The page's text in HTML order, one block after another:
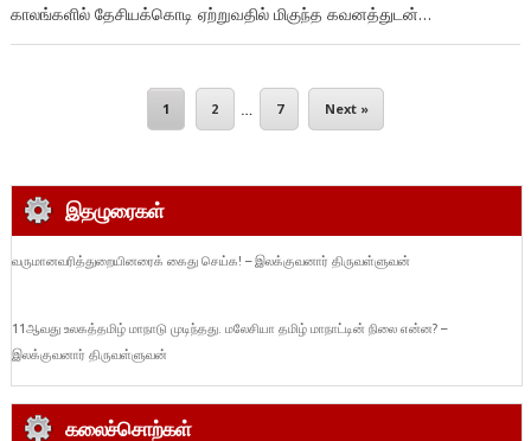
காலங்களில் தேசியக்கொடி ஏற்றுவதில் மிகுந்த கவனத்துடன்…
1 2 … 7 Next »
இதழுரைகள்
வருமானவரித்துறையினரைக் கைது செய்க! – இலக்குவனார் திருவள்ளுவன்
11ஆவது உலகத்தமிழ் மாநாடு முடிந்தது. மலேசியா தமிழ் மாநாட்டின் நிலை என்ன? –
இலக்குவனார் திருவள்ளுவன்
கலைச்சொற்கள்